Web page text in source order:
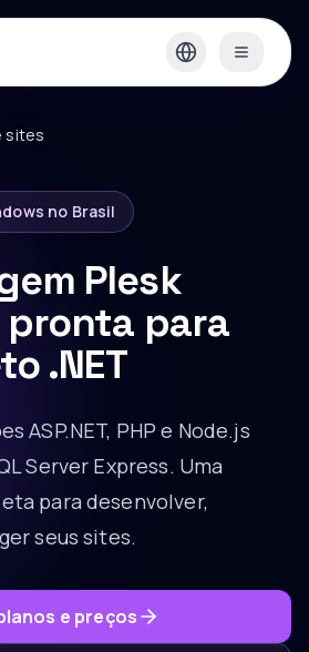
sites
no Brasil
Plesk
pronta para
.NET
ASP.NET, PHP e Node.js
Server Express. Uma
para desenvolver,
seus sites.
e preços